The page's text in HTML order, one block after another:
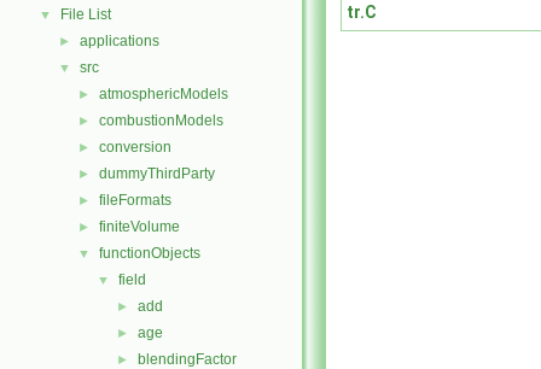
▼ File List
► applications
▼ src
► atmosphericModels
► combustionModels
► conversion
► dummyThirdParty
► fileFormats
► finiteVolume
▼ functionObjects
▼ field
► add
► age
► blendingFactor
tr.C